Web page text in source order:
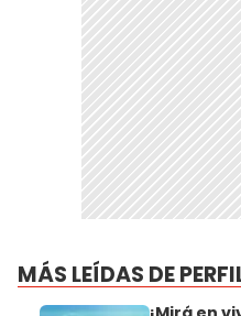
MÁS LEÍDAS DE